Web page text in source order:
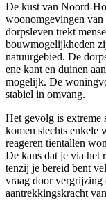
De kust van Noord-
woonomgevingen van
dorpsleven trekt
bouwmogelijkheden
natuurgebied. De
ene kant en duinen
mogelijk. De
stabiel in omvang.
Het gevolg is extreme
komen slechts enkele
reageren tientallen
De kans dat je via het
tenzij je bereid bent
vraag door vergrijzing
aantrekkingskracht